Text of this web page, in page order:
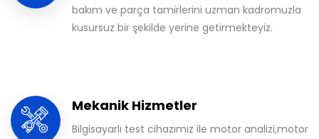
bakım ve parça tamirlerini uzman kadromuzla
kusursuz bir şekilde yerine getirmekteyiz.
Mekanik Hizmetler
Bilgisayarlı test cihazımız ile motor analizi,motor